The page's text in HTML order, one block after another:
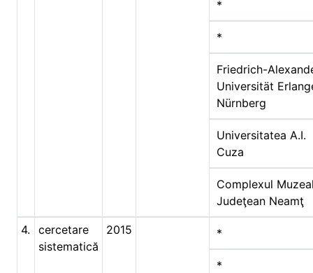
*
*
Friedrich-
Universität
Nürnberg
Universitatea A.I.
Cuza
Complexul
Judeţean Neamţ
4.
cercetare
sistematică
2015 *
*